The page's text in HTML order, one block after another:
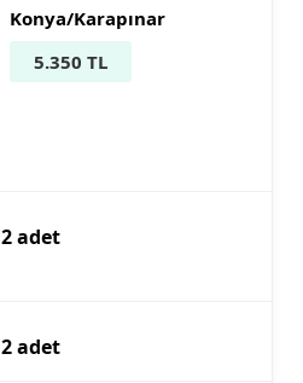
Konya/Karapınar
5.350 TL
2 adet
2 adet